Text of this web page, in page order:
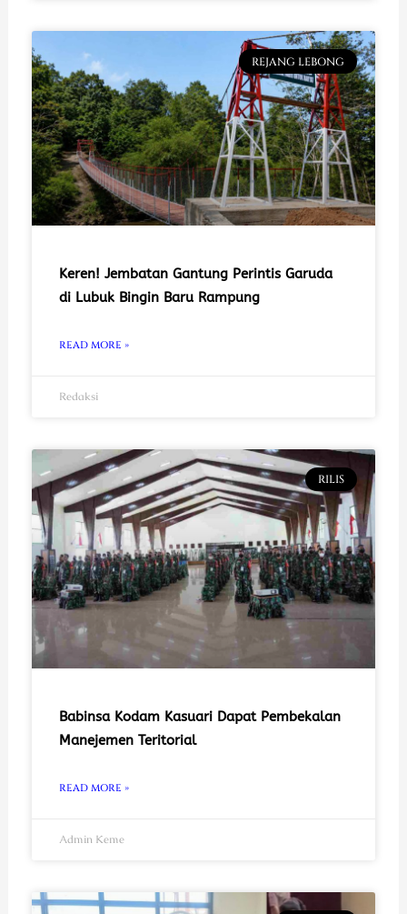
REJANG LEBONG
Keren! Jembatan Gantung Perintis Garuda
di Lubuk Bingin Baru Rampung
READ MORE »
Redaksi
RILIS
Babinsa Kodam Kasuari Dapat Pembekalan
Manejemen Teritorial
READ MORE »
Admin Keme